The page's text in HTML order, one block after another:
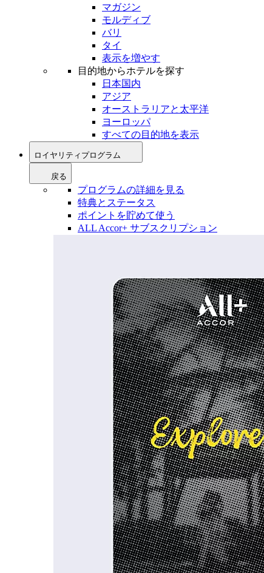
マガジン
モルディブ
バリ
タイ
表示を増やす
目的地からホテルを探す
日本国内
アジア
オーストラリアと太平洋
ヨーロッパ
すべての目的地を表示
ロイヤリティプログラム
戻る
プログラムの詳細を見る
特典とステータス
ポイントを貯めて使う
ALL Accor+ サブスクリプション